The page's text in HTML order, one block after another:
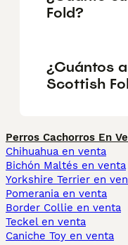
Fold?
¿Cuántos
Scottish
Perros Cachorros En
Chihuahua en venta
Bichón Maltés en venta
Yorkshire Terrier en
Pomerania en venta
Border Collie en venta
Teckel en venta
Caniche Toy en venta